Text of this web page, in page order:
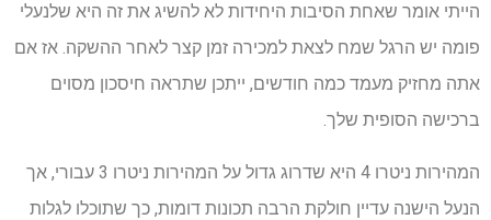
הייתי אומר שאחת הסיבות היחידות לא להשיג את זה היא שלנעלי
פומה יש הרגל שמח לצאת למכירה זמן קצר לאחר ההשקה. אז אם
אתה מחזיק מעמד כמה חודשים, ייתכן שתראה חיסכון מסוים
ברכישה הסופית שלך.
המהירות ניטרו 4 היא שדרוג גדול על המהירות ניטרו 3 עבורי, אך
הנעל הישנה עדיין חולקת הרבה תכונות דומות, כך שתוכלו לגלות